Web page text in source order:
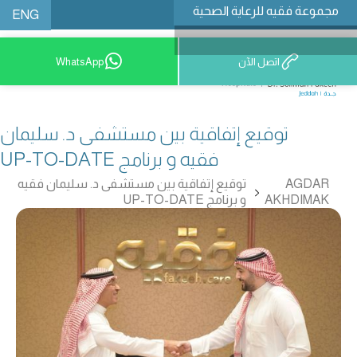
مجموعة فقيه للرعاية الصحية ENG
9200 12777 اتصل الآن WhatsApp
توقيع إتفاقية بين مستشفى د. سليمان
فقيه و برنامج UP-TO-DATE
AGDAR
AKHDIMAK
توقيع إتفاقية بين مستشفى د. سليمان فقيه
و برنامج UP-TO-DATE